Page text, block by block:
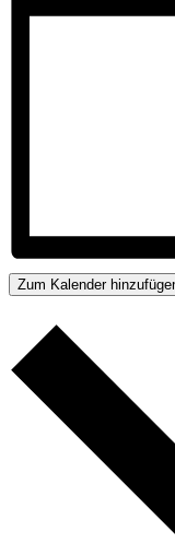
Zum Kalender